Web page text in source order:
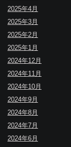
2025年4月
2025年3月
2025年2月
2025年1月
2024年12月
2024年11月
2024年10月
2024年9月
2024年8月
2024年7月
2024年6月